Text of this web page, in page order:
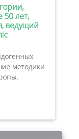
50 лет,
ведущий
методики